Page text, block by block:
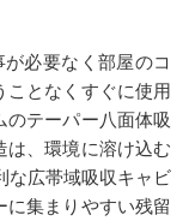
工代理店募集
必要なく部屋のコ
ことなくすぐに使用
テーパー八面体吸
は、環境に溶け込む
な広帯域吸収キャビ
に集まりやすい残留